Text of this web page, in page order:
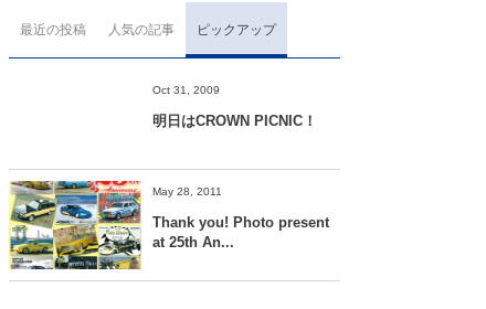
最近の投稿 人気の記事 ピックアップ
Oct 31, 2009
明日はCROWN PICNIC！
May 28, 2011
Thank you! Photo present
at 25th An...